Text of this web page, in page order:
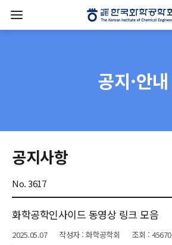
공지·안내
공지사항
No. 3617
화학공학인사이드 동영상 링크 모음
2025.05.07 작성자 : 화학공학회 조회 : 45670